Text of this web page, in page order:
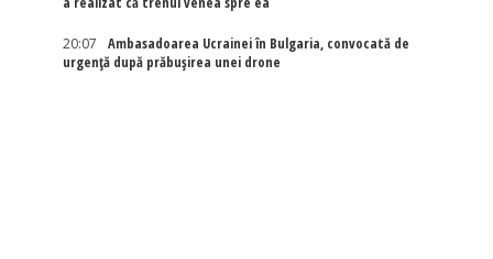
20:07
Ambasadoarea Ucrainei în Bulgaria, convocată de
urgență după prăbușirea unei drone